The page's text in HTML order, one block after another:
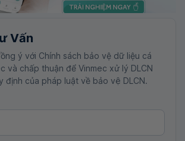
Vấn
ý với Chính sách bảo vệ dữ liệu cá
và chấp thuận để Vinmec xử lý DLCN
định của pháp luật về bảo vệ DLCN.